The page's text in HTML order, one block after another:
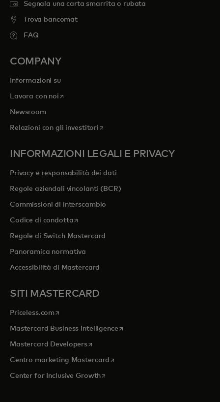
Segnala una carta smarrita o rubata
Trova bancomat
FAQ
COMPANY
Informazioni su
Lavora con noi si apre in una nuova scheda
Newsroom
Relazioni con gli investitorisi apre in una nuova scheda
INFORMAZIONI LEGALI E PRIVACY
Privacy e responsabilità dei dati
Regole aziendali vincolanti (BCR)
Commissioni di interscambio
Codice di condottasi apre in una nuova scheda
Regole di Switch Mastercard
Panoramica normativa
Accessibilità di Mastercard
SITI MASTERCARD
Priceless.com si apre in una nuova scheda
Mastercard Business Intelligencesi apre in una nuova scheda
Mastercard Developerssi apre in una nuova scheda
Centro marketing Mastercard si apre in una nuova scheda
Center for Inclusive Growthsi apre in una nuova scheda